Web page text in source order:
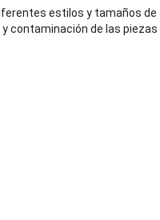
estilos y tamaños de
contaminación de las